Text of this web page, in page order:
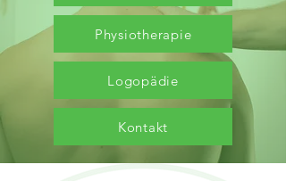
Physiotherapie
Logopädie
Kontakt